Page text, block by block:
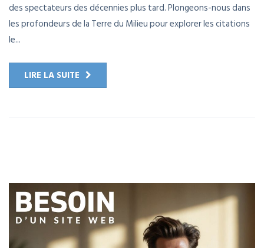
des spectateurs des décennies plus tard. Plongeons-nous dans
les profondeurs de la Terre du Milieu pour explorer les citations
le...
LIRE LA SUITE